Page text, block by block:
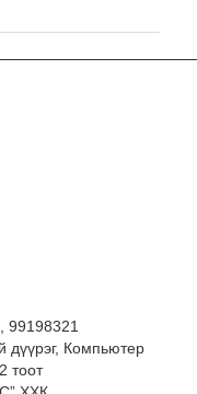
99198321
дүүрэг, Компьютер
тоот